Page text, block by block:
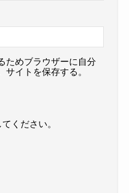
ためブラウザーに自分
サイトを保存する。
ください。